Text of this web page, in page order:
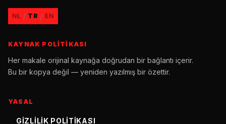
NL / TR / EN
KAYNAK POLITIKASI
Her makale orijinal kaynağa doğrudan bir bağlantı içerir.
Bu bir kopya değil — yeniden yazılmış bir özettir.
YASAL
GIZLILIK POLITIKASI